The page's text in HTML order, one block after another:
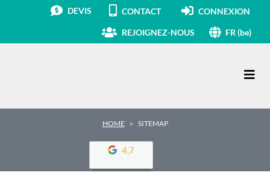
DEVIS CONTACT CONNEXION
REJOIGNEZ-NOUS FR (be)
HOME SITEMAP
4,7